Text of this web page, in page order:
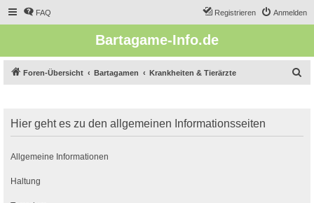
FAQ Anmelden
Registrieren
Bartagame-Info.de
Foren-Übersicht Bartagamen Krankheiten & Tierärzte
e
Hier geht es zu den allgemeinen Informationsseiten
Allgemeine Informationen
Haltung